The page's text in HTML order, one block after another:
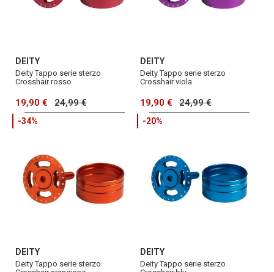
DEITY
Deity Tappo serie sterzo
Crosshair rosso
19,90 € 24,99 €
DEITY
Deity Tappo serie sterzo
Crosshair viola
19,90 € 24,99 €
-34%
DEITY
Deity Tappo serie sterzo
-20%
DEITY
Deity Tappo serie sterzo